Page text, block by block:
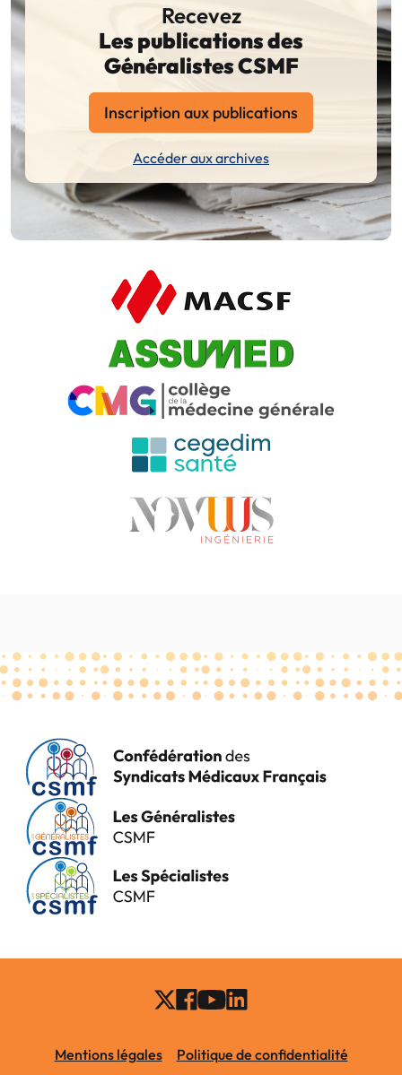
Recevez
Les publications des
Généralistes CSMF
Inscription aux publications
Accéder aux archives
Mentions légales Politique de confidentialité